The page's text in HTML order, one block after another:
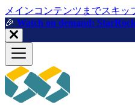
メインコンテンツまでスキッ
🎉️ Watch on demand: